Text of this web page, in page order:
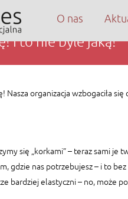
O nas
I to nie byle jaką!
Nasza organizacja wzbogaciła
się „korkami” – teraz sami je
gdzie nas potrzebujesz – i to
bardziej elastyczni – no, może